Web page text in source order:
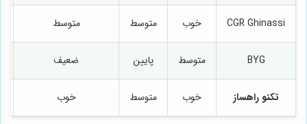
CGR Ghinassi خوب متوسط متوسط
BYG متوسط پایین ضعیف
تکنو راهساز خوب متوسط خوب